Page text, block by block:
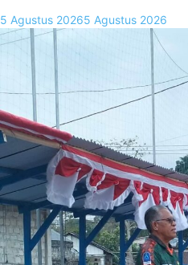
5 Agustus 20265 Agustus 2026